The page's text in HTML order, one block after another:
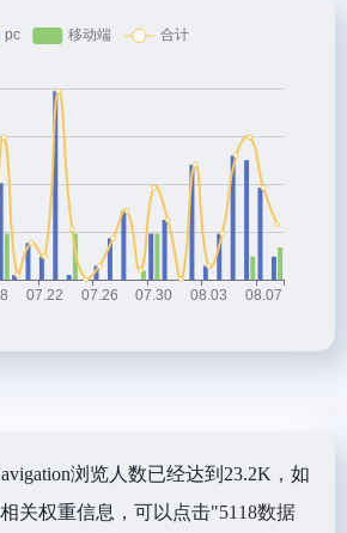
浏览人数已经达到23.2K，如
关权重信息，可以点击"5118数据